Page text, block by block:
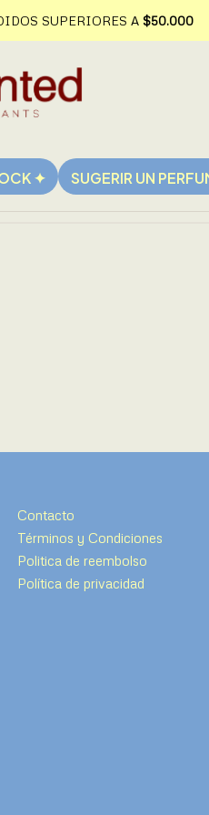
✦ SUGERIR UN
SUPERIORES A $50.000
Best-
Contacto
Términos y Condiciones
Politica de reembolso
Política de privacidad